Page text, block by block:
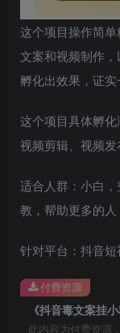
这个项目操作简
文案和视频制作
孵化出效果，证实
这个项目具体孵化
视频剪辑、视频发
适合人群：小白
教，帮助更多的人
针对平台：抖音短
《抖音毒文案挂
此内容为付费资源
付费资源